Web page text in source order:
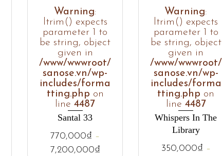
Warning:
ltrim() expects
parameter 1 to
be string, object
given in
/www/wwwroot/
sanose.vn/wp-
includes/forma
tting.php on
line4487
Santal 33
770,000₫ –
7,200,000₫
Warning:
ltrim() expects
parameter 1 to
be string, object
given in
/www/wwwroot/
sanose.vn/wp-
includes/forma
tting.php on
line 4487
Whispers In The
Library
350,000₫ –